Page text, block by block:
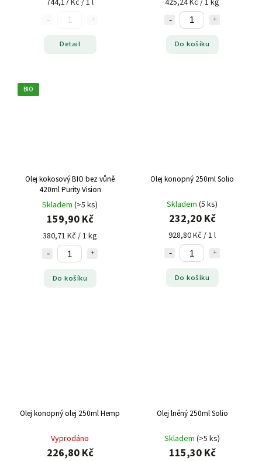
Detail Do košíku
BIO
Olej kokosový BIO bez vůně
420ml Purity Vision
Skladem (>5 ks)
159,90 Kč
380,71 Kč / 1 kg
Do košíku
Olej konopný 250ml Solio
Skladem (5 ks)
232,20 Kč
928,80 Kč / 1 l
Do košíku
Olej konopný olej 250ml Hemp
Vyprodáno
226,80 Kč
Olej lněný 250ml Solio
Skladem (>5 ks)
115,30 Kč